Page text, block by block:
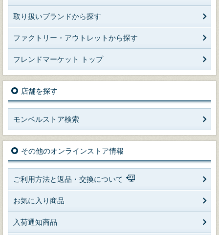
取り扱いブランドから探す
ファクトリー・アウトレットから探す
フレンドマーケット トップ
店舗を探す
モンベルストア検索
その他のオンラインストア情報
ご利用方法と返品・交換について
お気に入り商品
入荷通知商品